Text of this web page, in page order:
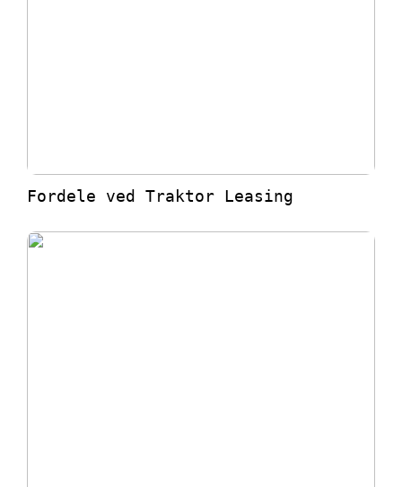
Fordele ved Traktor Leasing